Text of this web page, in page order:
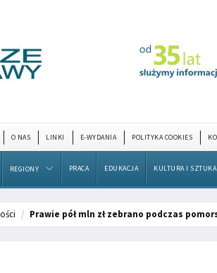
O NAS LINKI E-WYDANIA POLITYKA COOKIES
REGIONY PRACA EDUKACJA KULTURA I SZTUKA
Prawie pół mln zł zebrano podczas